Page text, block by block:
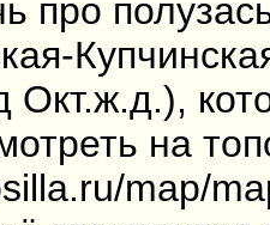
про
Окт.ж.д.),
на
map/